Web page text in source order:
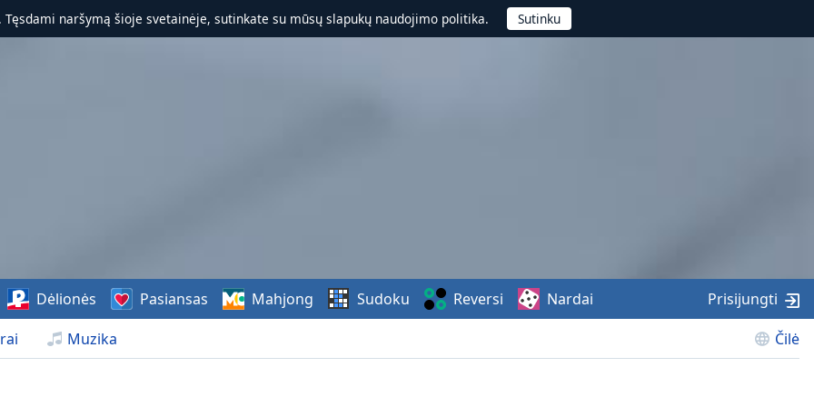
. Tęsdami naršymą šioje svetainėje, sutinkate su mūsų slapukų naudojimo politika.
Muzika Čilė
Dėlionės Pasiansas Mahjong Sudoku Reversi Nardai Prisijungti